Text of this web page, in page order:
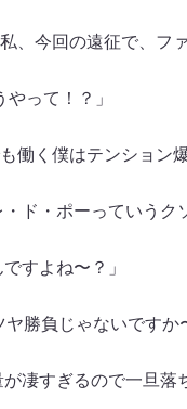
今回の遠征で、フ
って！？」
働く僕はテンション
ド・ポーっていうク
すよね〜？」
勝負じゃないですか
凄すぎるので一旦落